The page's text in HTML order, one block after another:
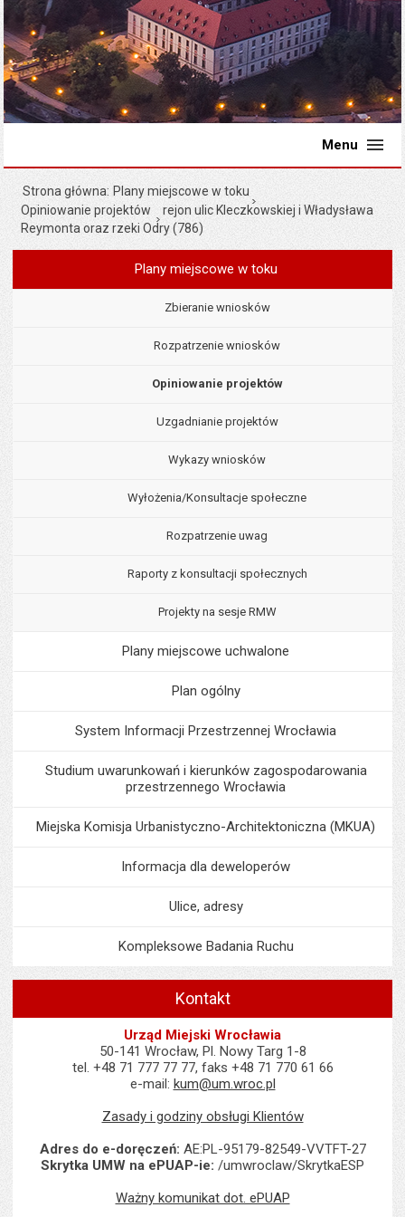
Menu
Strona główna Plany miejscowe w toku
Opiniowanie projektów
rejon ulic Kleczkowskiej i Władysława
Reymonta oraz rzeki Odry (786)
Menu Planowanie przestrzenne
Plany miejscowe w toku
Zbieranie wniosków
Rozpatrzenie wniosków
Opiniowanie projektów
Uzgadnianie projektów
Wykazy wniosków
Wyłożenia/Konsultacje społeczne
Rozpatrzenie uwag
Raporty z konsultacji społecznych
Projekty na sesje RMW
Plany miejscowe uchwalone
Plan ogólny
System Informacji Przestrzennej Wrocławia
Studium uwarunkowań i kierunków zagospodarowania
przestrzennego Wrocławia
Miejska Komisja Urbanistyczno-Architektoniczna (MKUA)
Informacja dla deweloperów
Ulice, adresy
Kompleksowe Badania Ruchu
Kontakt
Urząd Miejski Wrocławia
50-141 Wrocław, Pl. Nowy Targ 1-8
tel. +48 71 777 77 77, faks +48 71 770 61 66
e-mail: kum@um.wroc.pl
Zasady i godziny obsługi Klientów
Adres do e-doręczeń: AE:PL-95179-82549-VVTFT-27
Skrytka UMW na ePUAP-ie: /umwroclaw/SkrytkaESP
Ważny komunikat dot. ePUAP